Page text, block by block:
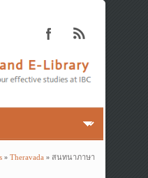
» Theravada» สนทนาภาษา